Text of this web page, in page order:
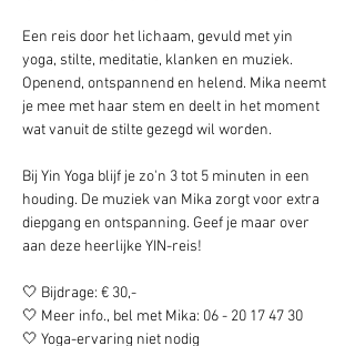
Een reis door het lichaam, gevuld met yin
yoga, stilte, meditatie, klanken en muziek.
Openend, ontspannend en helend. Mika neemt
je mee met haar stem en deelt in het moment
wat vanuit de stilte gezegd wil worden.
Bij Yin Yoga blijf je zo'n 3 tot 5 minuten in een
houding. De muziek van Mika zorgt voor extra
diepgang en ontspanning. Geef je maar over
aan deze heerlijke YIN-reis!
🤍 Bijdrage: € 30,-
🤍 Meer info., bel met Mika: 06 - 20 17 47 30
🤍 Yoga-ervaring niet nodig